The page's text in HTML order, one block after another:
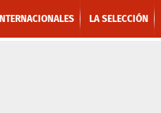
INTERNACIONALES LA SELECCIÓN